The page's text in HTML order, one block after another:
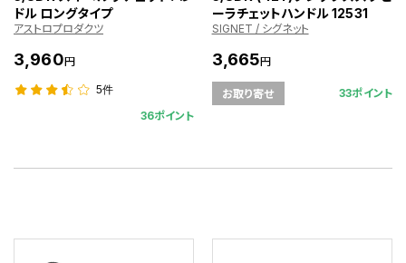
ドル ロングタイプ
アストロプロダクツ
3,960円
5件
36ポイント
ーラチェットハンドル 12531
SIGNET / シグネット
3,665円
お取り寄せ 33ポイント